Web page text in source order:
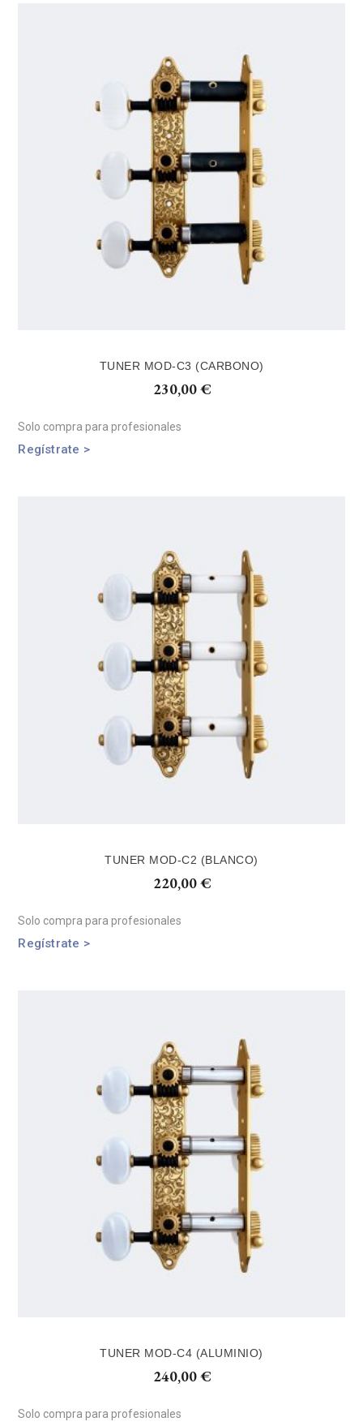
TUNER MOD-C3 (CARBONO)
230,00€
Solo compra para profesionales
Regístrate >
TUNER MOD-C2 (BLANCO)
220,00€
Solo compra para profesionales
Regístrate >
TUNER MOD-C4 (ALUMINIO)
240,00€
Solo compra para profesionales